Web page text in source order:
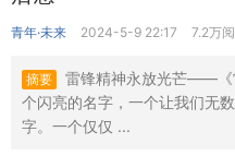
青年·未来 2024-5-9 22:17 7.2万
摘要
雷锋精神永放光芒——《
个闪亮的名字，一个让我们无
字。一个仅仅 ...